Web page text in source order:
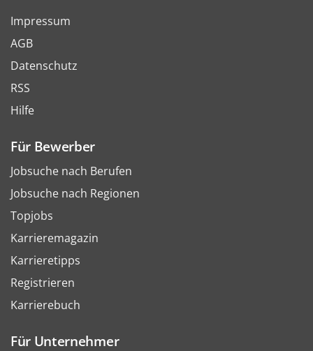
Impressum
AGB
Datenschutz
RSS
Hilfe
Für Bewerber
Jobsuche nach Berufen
Jobsuche nach Regionen
Topjobs
Karrieremagazin
Karrieretipps
Registrieren
Karrierebuch
Für Unternehmer